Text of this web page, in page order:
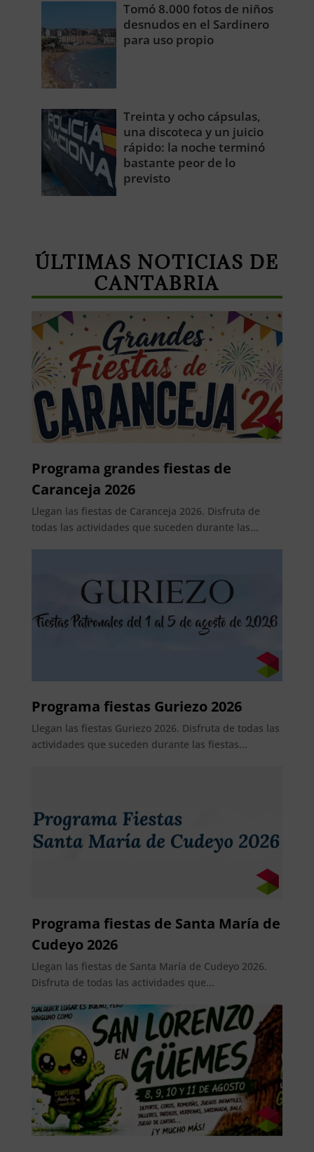
Tomó 8.000 fotos de niños
desnudos en el Sardinero
para uso propio
Treinta y ocho cápsulas,
una discoteca y un juicio
rápido: la noche terminó
bastante peor de lo
previsto
ÚLTIMAS NOTICIAS DE
CANTABRIA
Programa grandes fiestas de
Caranceja 2026
Llegan las fiestas de Caranceja 2026. Disfruta de
todas las actividades que suceden durante las...
Programa fiestas Guriezo 2026
Llegan las fiestas Guriezo 2026. Disfruta de todas las
actividades que suceden durante las fiestas...
Programa fiestas de Santa María de
Cudeyo 2026
Llegan las fiestas de Santa María de Cudeyo 2026.
Disfruta de todas las actividades que...